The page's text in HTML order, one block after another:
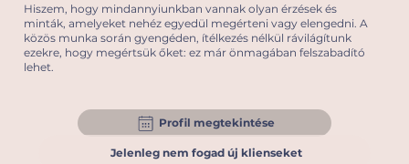
Hiszem, hogy mindannyiunkban vannak olyan érzések és
minták, amelyeket nehéz egyedül megérteni vagy elengedni. A
közös munka során gyengéden, ítélkezés nélkül rávilágítunk
ezekre, hogy megértsük őket: ez már önmagában felszabadító
lehet.
Profil megtekintése
Jelenleg nem fogad új klienseket